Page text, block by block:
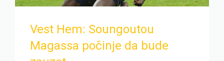
Vest Hem: Soungoutou
Magassa počinje da bude